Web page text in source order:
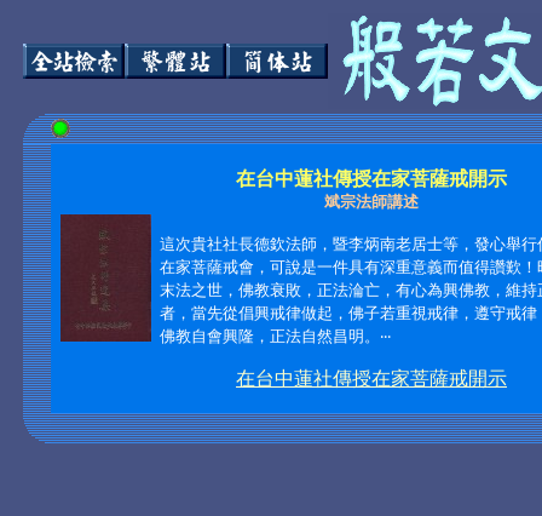
在台中蓮社傳授在家菩薩戒開示
斌宗法師講述
這次貴社社長德欽法師，暨李炳南老居士等，發心舉行
在家菩薩戒會，可說是一件具有深重意義而值得讚歎！
末法之世，佛教衰敗，正法淪亡，有心為興佛教，維持
者，當先從倡興戒律做起，佛子若重視戒律，遵守戒律
佛教自會興隆，正法自然昌明。‧‧‧
在台中蓮社傳授在家菩薩戒開示